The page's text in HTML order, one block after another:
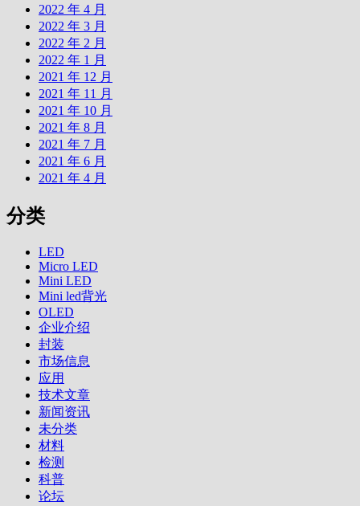
2022 年 4 月
2022 年 3 月
2022 年 2 月
2022 年 1 月
2021 年 12 月
2021 年 11 月
2021 年 10 月
2021 年 8 月
2021 年 7 月
2021 年 6 月
2021 年 4 月
分类
LED
Micro LED
Mini LED
Mini led背光
OLED
企业介绍
封装
市场信息
应用
技术文章
新闻资讯
未分类
材料
检测
科普
论坛